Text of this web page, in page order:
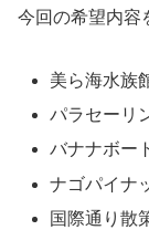
今回の希望内容
美ら海水族
パラセーリ
バナナボー
ナゴパイナ
国際通り散